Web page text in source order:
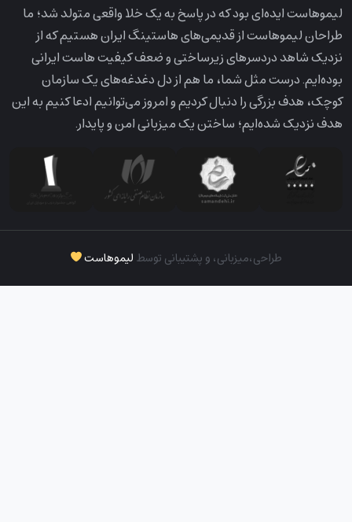
لیمو‌هاست ایده‌ای بود که در پاسخ به یک خلا واقعی متولد شد؛ ما
طراحان لیمو‌هاست از قدیمی‌های هاستینگ ایران هستیم که از
نزدیک شاهد دردسرهای زیرساختی و ضعف کیفیت هاست ایرانی
بوده‌ایم. درست مثل شما، ما هم از دل دغدغه‌های یک سازمان
کوچک، هدف بزرگی را دنبال کردیم و امروز می‌توانیم ادعا کنیم به این
هدف نزدیک شده‌ایم؛ ساختن یک میزبانی امن و پایدار.
طراحی،‌میزبانی، و پشتیبانی توسطلیموهاست